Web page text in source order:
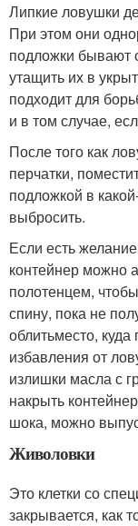
Липкие ловушки
При этом они
подложки бывают
утащить их в
подходит для
и в том случае,
После того как
перчатки,
подложкой в
выбросить.
Если есть
контейнер можно
полотенцем,
спину, пока не
облитьместо,
избавления от
излишки масла с
накрыть
шока, можно
Живоловки
Это клетки со
закрывается, как